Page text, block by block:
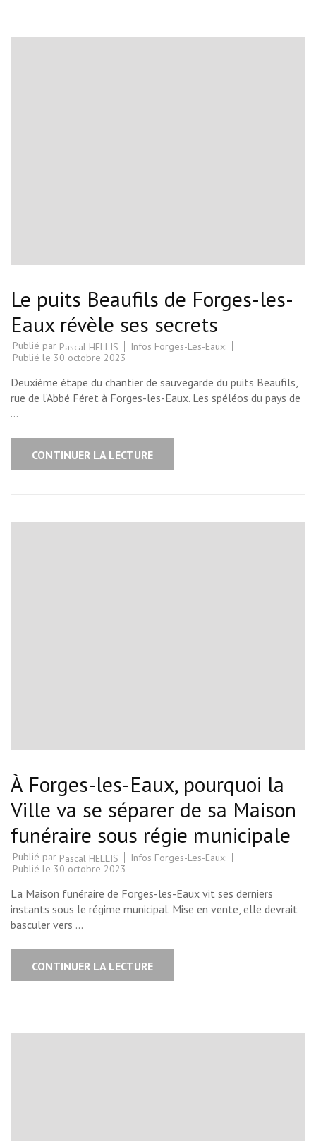
Le puits Beaufils de Forges-les-
Eaux révèle ses secrets
Publié par Pascal HELLIS
Infos Forges-Les-Eaux:
Publié le 30 octobre 2023
Deuxième étape du chantier de sauvegarde du puits Beaufils,
rue de l’Abbé Féret à Forges-les-Eaux. Les spéléos du pays de
…
CONTINUER LA LECTURE
À Forges-les-Eaux, pourquoi la
Ville va se séparer de sa Maison
funéraire sous régie municipale
Publié par Pascal HELLIS
Infos Forges-Les-Eaux:
Publié le 30 octobre 2023
La Maison funéraire de Forges-les-Eaux vit ses derniers
instants sous le régime municipal. Mise en vente, elle devrait
basculer vers …
CONTINUER LA LECTURE